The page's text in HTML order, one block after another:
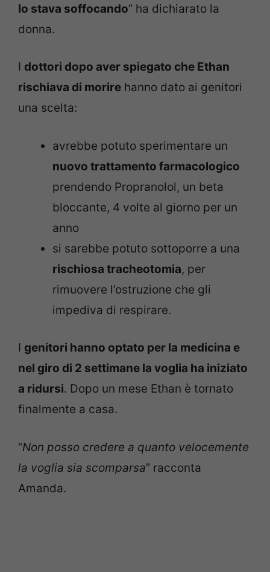
lo stava soffocando” ha dichiarato la
donna.
I dottori dopo aver spiegato che Ethan
rischiava di morire hanno dato ai genitori
una scelta:
avrebbe potuto sperimentare un
nuovo trattamento farmacologico
prendendo Propranolol, un beta
bloccante, 4 volte al giorno per un
anno
si sarebbe potuto sottoporre a una
rischiosa tracheotomia, per
rimuovere l’ostruzione che gli
impediva di respirare.
I genitori hanno optato per la medicina e
nel giro di 2 settimane la voglia ha iniziato
a ridursi. Dopo un mese Ethan è tornato
finalmente a casa.
“Non posso credere a quanto velocemente
la voglia sia scomparsa” racconta
Amanda.